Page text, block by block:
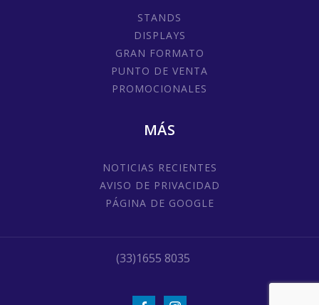
STANDS
DISPLAYS
GRAN FORMATO
PUNTO DE VENTA
PROMOCIONALES
MÁS
NOTICIAS RECIENTES
AVISO DE PRIVACIDAD
PÁGINA DE GOOGLE
(33)1655 8035